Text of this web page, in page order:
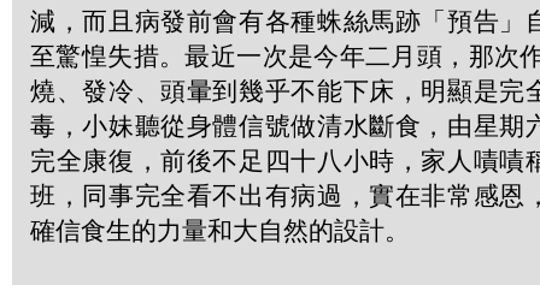
減，而且病發前會有各種蛛絲馬跡「預告」
至驚惶失措。最近一次是今年二月頭，那次
燒、發冷、頭暈到幾乎不能下床，明顯是完
毒，小妹聽從身體信號做清水斷食，由星期
完全康復，前後不足四十八小時，家人嘖嘖
班，同事完全看不出有病過，實在非常感恩
確信食生的力量和大自然的設計。